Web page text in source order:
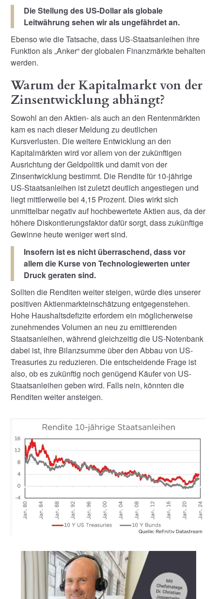
Die Stellung des US-Dollar als globale
Leitwährung sehen wir als ungefährdet an.
Ebenso wie die Tatsache, dass US-Staatsanleihen ihre
Funktion als „Anker“ der globalen Finanzmärkte behalten
werden.
Warum der Kapitalmarkt von der
Zinsentwicklung abhängt?
Sowohl an den Aktien- als auch an den Rentenmärkten
kam es nach dieser Meldung zu deutlichen
Kursverlusten. Die weitere Entwicklung an den
Kapitalmärkten wird vor allem von der zukünftigen
Ausrichtung der Geldpolitik und damit von der
Zinsentwicklung bestimmt. Die Rendite für 10-jährige
US-Staatsanleihen ist zuletzt deutlich angestiegen und
liegt mittlerweile bei 4,15 Prozent. Dies wirkt sich
unmittelbar negativ auf hochbewertete Aktien aus, da der
höhere Diskontierungsfaktor dafür sorgt, dass zukünftige
Gewinne heute weniger wert sind.
Insofern ist es nicht überraschend, dass vor
allem die Kurse von Technologiewerten unter
Druck geraten sind.
Sollten die Renditen weiter steigen, würde dies unserer
positiven Aktienmarkteinschätzung entgegenstehen.
Hohe Haushaltsdefizite erfordern ein möglicherweise
zunehmendes Volumen an neu zu emittierenden
Staatsanleihen, während gleichzeitig die US-Notenbank
dabei ist, ihre Bilanzsumme über den Abbau von US-
Treasuries zu reduzieren. Die entscheidende Frage ist
also, ob es zukünftig noch genügend Käufer von US-
Staatsanleihen geben wird. Falls nein, könnten die
Renditen weiter ansteigen.